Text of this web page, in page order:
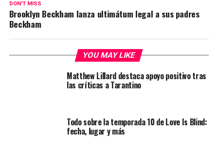
DON'T MISS
Brooklyn Beckham lanza ultimátum legal a sus padres
Beckham
YOU MAY LIKE
Matthew Lillard destaca apoyo positivo tras
las críticas a Tarantino
Todo sobre la temporada 10 de Love Is Blind:
fecha, lugar y más